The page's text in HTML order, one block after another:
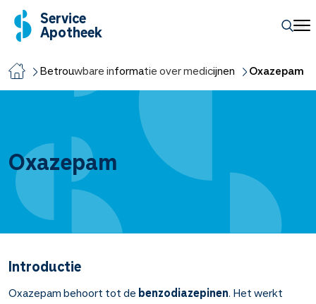
Service
Apotheek
Betrouwbare informatie over medicijnen Oxazepam
Oxazepam
Introductie
Oxazepam behoort tot de benzodiazepinen. Het werkt